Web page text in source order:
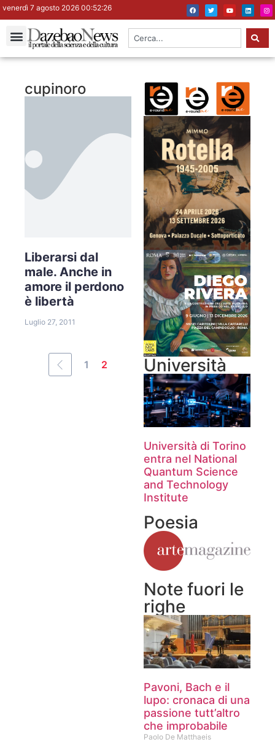
venerdì 7 agosto 2026 00:52:26
cupinoro
Liberarsi dal
male. Anche in
amore il perdono
è libertà
Luglio 27, 2011
1 2 Università
Università di Torino
entra nel National
Quantum Science
and Technology
Institute
Poesia
Note fuori le
righe
Pavoni, Bach e il
lupo: cronaca di una
passione tutt’altro
che improbabile
Paolo De Matthaeis